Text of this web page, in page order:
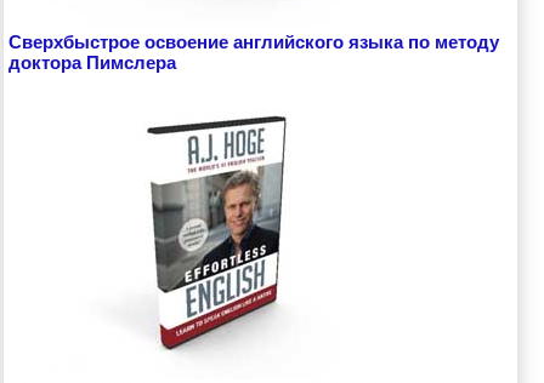
Сверхбыстрое освоение английского языка по методу
доктора Пимслера